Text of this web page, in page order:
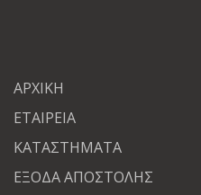
ΑΡΧΙΚΗ
ΕΤΑΙΡΕΙΑ
ΚΑΤΑΣΤΗΜΑΤΑ
ΕΞΟΔΑ ΑΠΟΣΤΟΛΗΣ